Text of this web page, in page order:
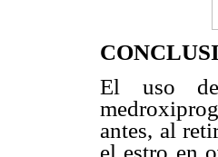
El uso
antes, al
el estro en